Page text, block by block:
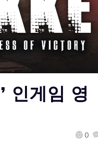
인게임 영
0